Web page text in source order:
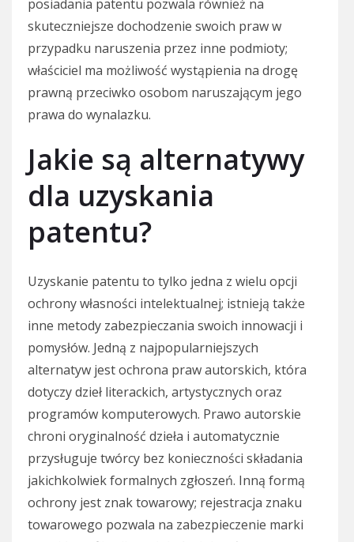
posiadania patentu pozwala również na
skuteczniejsze dochodzenie swoich praw w
przypadku naruszenia przez inne podmioty;
właściciel ma możliwość wystąpienia na drogę
prawną przeciwko osobom naruszającym jego
prawa do wynalazku.
Jakie są alternatywy
dla uzyskania
patentu?
Uzyskanie patentu to tylko jedna z wielu opcji
ochrony własności intelektualnej; istnieją także
inne metody zabezpieczania swoich innowacji i
pomysłów. Jedną z najpopularniejszych
alternatyw jest ochrona praw autorskich, która
dotyczy dzieł literackich, artystycznych oraz
programów komputerowych. Prawo autorskie
chroni oryginalność dzieła i automatycznie
przysługuje twórcy bez konieczności składania
jakichkolwiek formalnych zgłoszeń. Inną formą
ochrony jest znak towarowy; rejestracja znaku
towarowego pozwala na zabezpieczenie marki